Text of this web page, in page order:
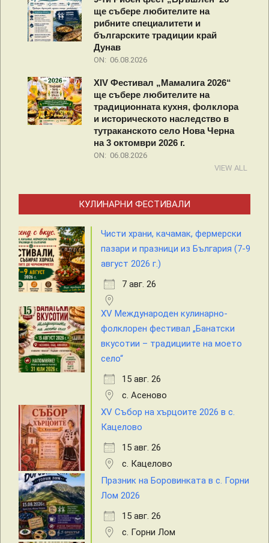
ще събере любителите на
рибните специалитети и
българските традиции край
Дунав
ON: 06.08.2026
XIV Фестивал „Мамалига 2026“
ще събере любителите на
традиционната кухня, фолклора
и историческото наследство в
тутраканското село Нова Черна
на 3 октомври 2026 г.
ON: 06.08.2026
VIEW ALL
КУЛИНАРНИ ФЕСТИВАЛИ
Чисти храни, качамак, фермерски
пазари и празници из България (7-9
август 2026 г.)
7 авг. 26
XV Международен кулинарно-
фолклорен фестивал „Банатски
вкусотии – традициите на моето
село“
15 авг. 26
с. Асеново
XV Събор на хърцоите 2026 в с.
Кацелово
15 авг. 26
с. Кацелово
Празник на Боровинката в с. Горни
Лом 2026
15 авг. 26
с. Горни Лом